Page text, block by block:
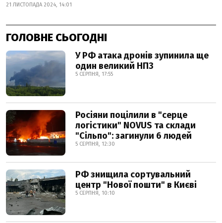
21 ЛИСТОПАДА 2024, 14:01
ГОЛОВНЕ СЬОГОДНІ
У РФ атака дронів зупинила ще
один великий НПЗ
5 СЕРПНЯ, 17:55
Росіяни поцілили в "серце
логістики" NOVUS та склади
"Сільпо": загинули 6 людей
5 СЕРПНЯ, 12:30
РФ знищила сортувальний
центр "Нової пошти" в Києві
5 СЕРПНЯ, 10:10